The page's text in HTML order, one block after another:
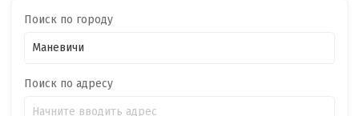
Поиск по городу
Поиск по адресу